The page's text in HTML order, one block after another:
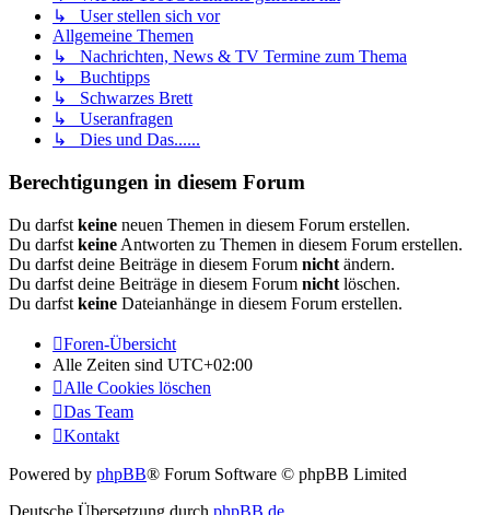
↳ User stellen sich vor
Allgemeine Themen
↳ Nachrichten, News & TV Termine zum Thema
↳ Buchtipps
↳ Schwarzes Brett
↳ Useranfragen
↳ Dies und Das......
Berechtigungen in diesem Forum
Du darfst keine neuen Themen in diesem Forum erstellen.
Du darfst keine Antworten zu Themen in diesem Forum erstellen.
Du darfst deine Beiträge in diesem Forum nicht ändern.
Du darfst deine Beiträge in diesem Forum nicht löschen.
Du darfst keine Dateianhänge in diesem Forum erstellen.
Foren-Übersicht
Alle Zeiten sind UTC+02:00
Alle Cookies löschen
Das Team
Kontakt
Powered by phpBB® Forum Software © phpBB Limited
Deutsche Übersetzung durch phpBB.de